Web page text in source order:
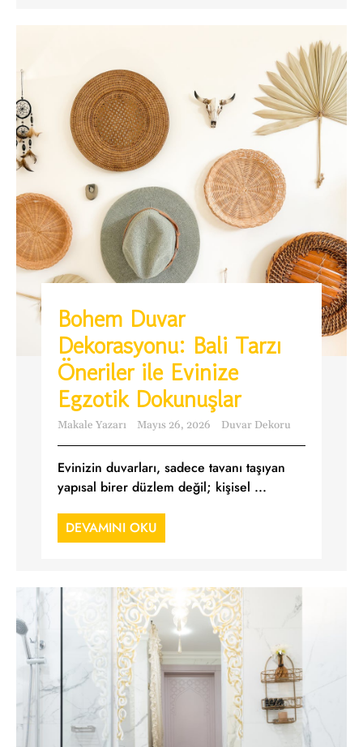
Bohem Duvar
Dekorasyonu: Bali Tarzı
Öneriler ile Evinize
Egzotik Dokunuşlar
Makale Yazarı Mayıs 26, 2026 Duvar Dekoru
Evinizin duvarları, sadece tavanı taşıyan
yapısal birer düzlem değil; kişisel ...
DEVAMINI OKU